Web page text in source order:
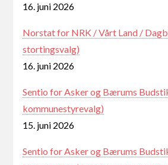
16. juni 2026
Norstat for NRK / Vårt Land /
stortingsvalg)
16. juni 2026
Sentio for Asker og Bærums
kommunestyrevalg)
15. juni 2026
Sentio for Asker og Bærums